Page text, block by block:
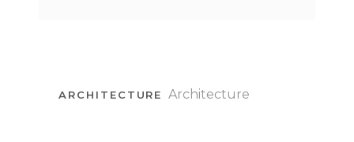
ARCHITECTURE Architecture